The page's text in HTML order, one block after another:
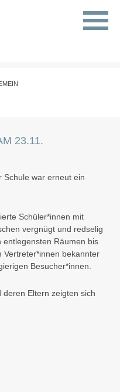
23.11.
Schule war erneut ein
Schüler*innen mit
vergnügt und redselig
Räumen bis
Vertreter*innen bekannter
Besucher*innen.
Eltern zeigten sich